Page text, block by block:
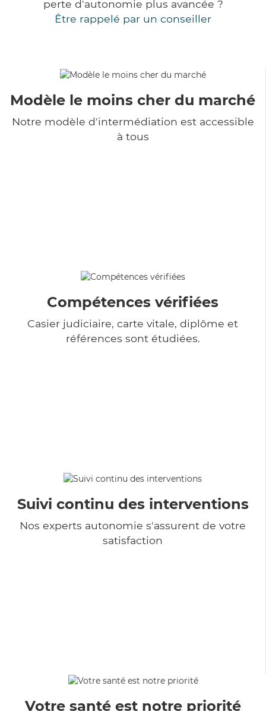
perte d'autonomie plus avancée ?
Être rappelé par un conseiller
Modèle le moins cher du marché
Notre modèle d'intermédiation est accessible
à tous
Compétences vérifiées
Casier judiciaire, carte vitale, diplôme et
références sont étudiées.
Suivi continu des interventions
Nos experts autonomie s'assurent de votre
satisfaction
Votre santé est notre priorité